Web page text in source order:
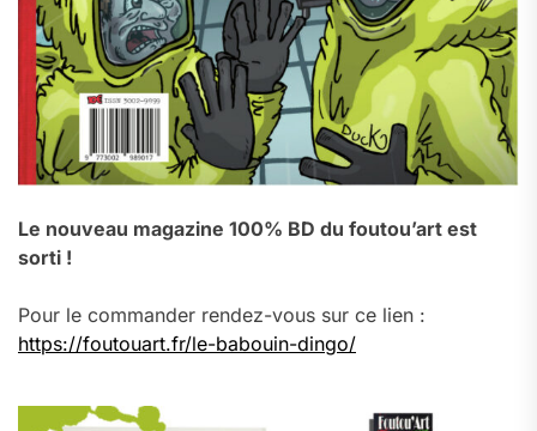
Le nouveau magazine 100% BD du foutou’art est
sorti !
Pour le commander rendez-vous sur ce lien :
https://foutouart.fr/le-babouin-dingo/